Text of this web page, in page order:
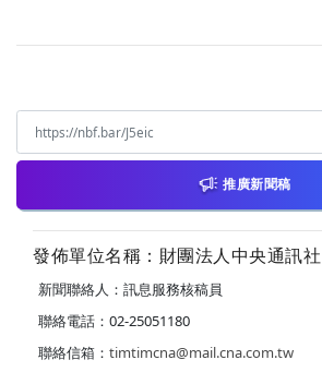
推廣新聞稿
發佈單位名稱：財團法人中央通訊社
新聞聯絡人：訊息服務核稿員
聯絡電話：02-25051180
聯絡信箱： timtimcna@mail.cna.com.tw